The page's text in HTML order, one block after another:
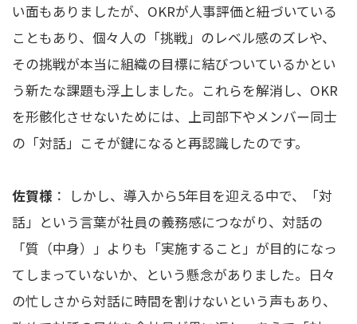
い面もありましたが、OKRが人事評価と紐づいている
こともあり、個々人の「挑戦」のレベル感のズレや、
その挑戦が本当に組織の目標に結びついているかとい
う新たな課題も浮上しました。これらを解消し、OKR
を形骸化させないためには、上司部下やメンバー同士
の「対話」こそが鍵になると再認識したのです。
佐賀様 ： しかし、導入から5年目を迎える中で、「対
話」という言葉が社員の義務感につながり、対話の
「質（中身）」よりも「実施すること」が目的になっ
てしまっていないか、という懸念がありました。日々
の忙しさから対話に時間を割けないという声もあり、